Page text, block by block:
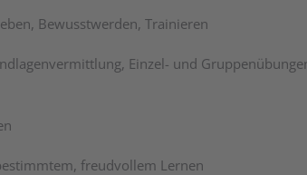
Bewusstwerden, Trainieren
Einzel- und
freudvollem Lernen